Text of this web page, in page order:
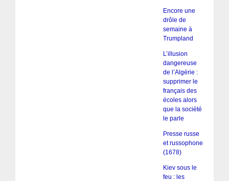
Encore une
drôle de
semaine à
Trumpland
L’illusion
dangereuse
de l’Algérie :
supprimer le
français des
écoles alors
que la société
le parle
Presse russe
et russophone
(1678)
Kiev sous le
feu : les